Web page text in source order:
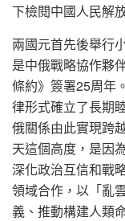
下檢閱中國人民解
兩國元首先後舉行
是中俄戰略協作夥
條約》簽署25周年
律形式確立了長期
俄關係由此實現跨
天這個高度，是因
深化政治互信和戰
領域合作，以「亂
義、推動構建人類